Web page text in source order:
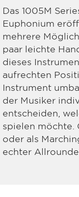
Das 1005M
Euphonium
mehrere
paar leichte
dieses
aufrechten
Instrument
der Musiker
entscheiden,
spielen möchte.
oder als
echter